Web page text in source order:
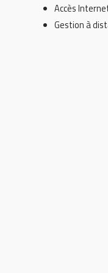
Accès
Gestion à